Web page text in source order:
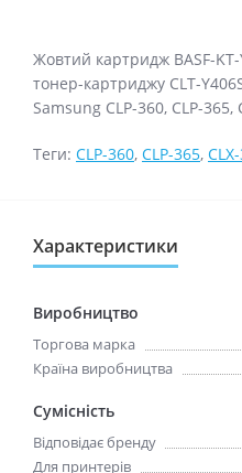
Жовтий картридж BASF-KT-
тонер-картриджу CLT-
Samsung CLP-360, CLP-365,
Теги: CLP-360, CLP-365,
Характеристики
Виробництво
Торгова марка
Країна виробництва
Сумісність
Відповідає бренду
Для принтерів